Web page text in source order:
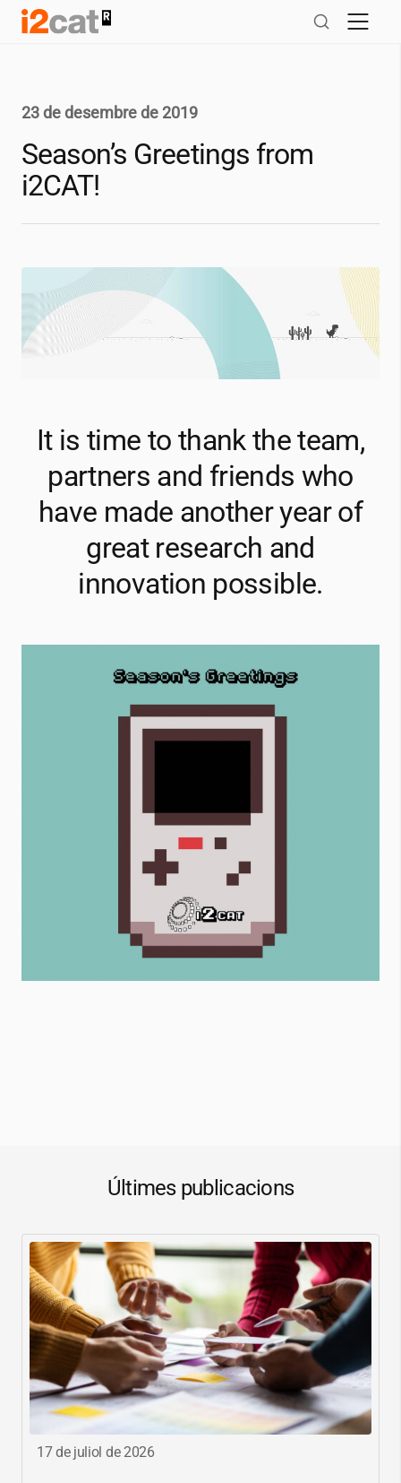
Salta
23 de desembre de 2019
Season’s Greetings from
i2CAT!
It is time to thank the team,
partners and friends who
have made another year of
great research and
innovation possible.
Últimes publicacions
17 de juliol de 2026